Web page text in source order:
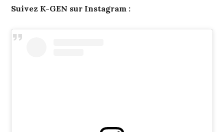
Suivez K-GEN sur Instagram :